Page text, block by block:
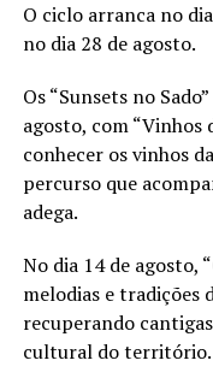
O ciclo arranca no
no dia 28 de agosto.
Os “Sunsets no
agosto, com “Vinhos
conhecer os vinhos
percurso que
adega.
No dia 14 de agosto,
melodias e tradições
recuperando
cultural do território.